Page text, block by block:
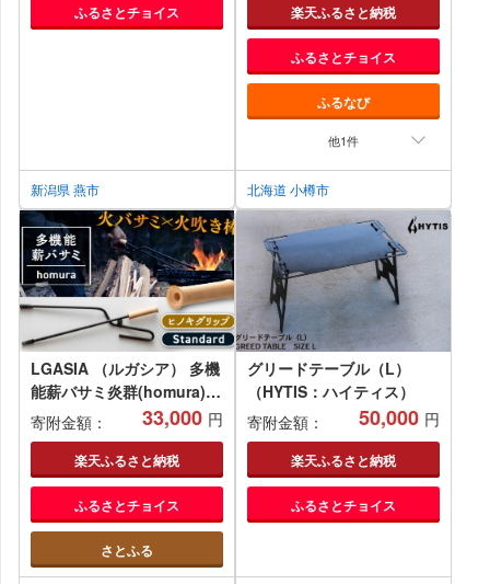
ふるさとチョイス
新潟県 燕市
楽天ふるさと納税
ふるさとチョイス
ふるなび
他1件
北海道 小樽市
LGASIA （ルガシア） 多機
能薪バサミ炎群(homura)
ヒノキ スタンダードサイズ
/ 薪 バサミ 焚火 キャンプ
アウトドア バーベキュー 長
さ 持ち手 ウッド 収納 軽量
頑丈 持ち運び 便利 デザイ
ン おしゃれ / 恵那市 / ＭＡ
Ｃ [AUDM027]
寄附金額： 33,000 円
楽天ふるさと納税
ふるさとチョイス
さとふる
グリードテーブル（L）
（HYTIS：ハイティス）
寄附金額：
50,000 円
楽天ふるさと納税
ふるさとチョイス